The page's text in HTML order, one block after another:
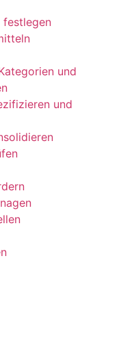
festlegen
und
und